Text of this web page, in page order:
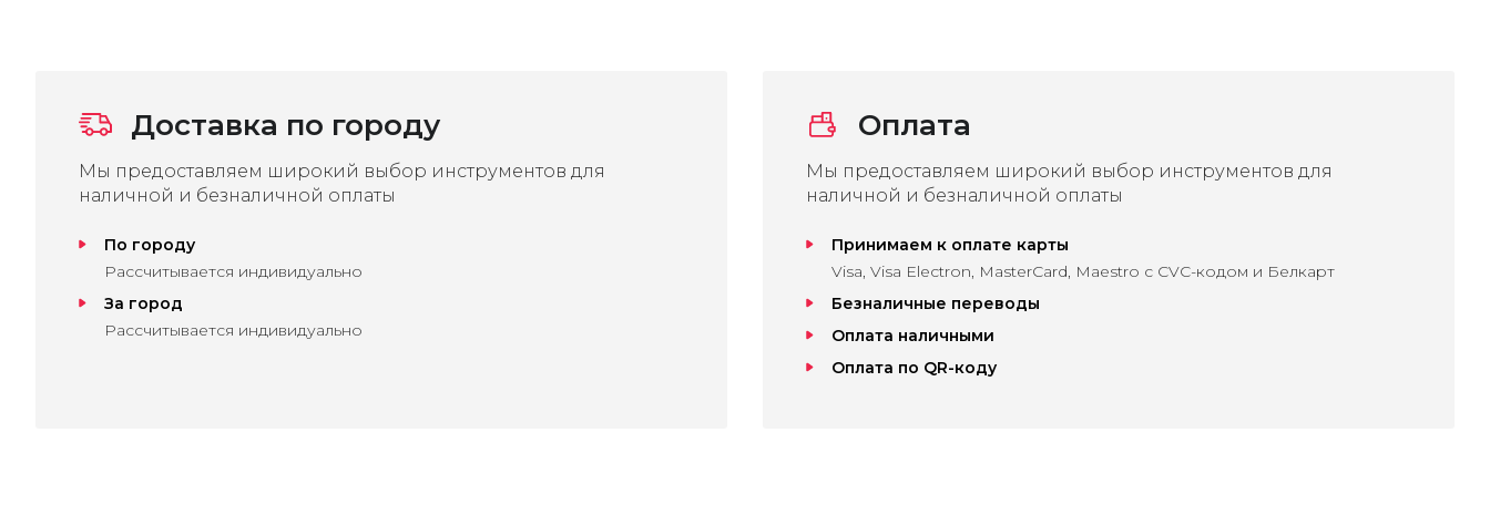
Доставка по городу
Мы предоставляем широкий выбор инструментов для
наличной и безналичной оплаты
По городу
Рассчитывается индивидуально
За город
Рассчитывается индивидуально
Оплата
Мы предоставляем широкий выбор инструментов для
наличной и безналичной оплаты
Принимаем к оплате карты
Visa, Visa Electron, MasterCard, Maestro с CVC-кодом и Белкарт
Безналичные переводы
Оплата наличными
Оплата по QR-коду